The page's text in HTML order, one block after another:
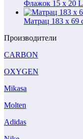
Флажок 15 х 20
Матрац 183 x 69
Производители
CARBON
OXYGEN
Mikasa
Molten
Adidas